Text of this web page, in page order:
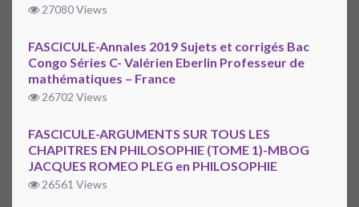
27080 Views
FASCICULE-Annales 2019 Sujets et corrigés Bac
Congo Séries C- Valérien Eberlin Professeur de
mathématiques – France
26702 Views
FASCICULE-ARGUMENTS SUR TOUS LES
CHAPITRES EN PHILOSOPHIE (TOME 1)-MBOG
JACQUES ROMEO PLEG en PHILOSOPHIE
26561 Views